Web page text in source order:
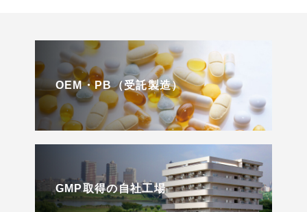
OEM・PB（受託製造）
GMP取得の自社工場